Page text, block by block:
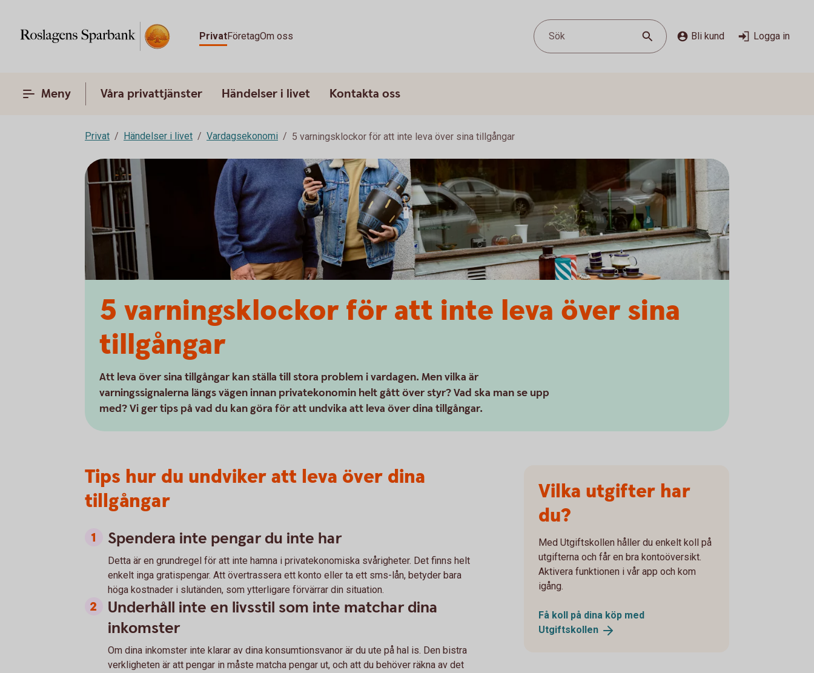
PrivatFöretagOm oss Sök Bli kund Logga in
Meny Våra privattjänster Händelser i livet Kontakta oss
Privat Händelser i livet Vardagsekonomi 5 varningsklockor för att inte leva över sina tillgångar
5 varnings­klockor för att inte leva över sina
tillgångar
Att leva över sina tillgångar kan ställa till stora problem i vardagen. Men vilka är
varningssignalerna längs vägen innan privatekonomin helt gått över styr? Vad ska man se upp
med? Vi ger tips på vad du kan göra för att undvika att leva över dina tillgångar.
Tips hur du undviker att leva över dina
tillgångar
Spendera inte pengar du inte har
Detta är en grundregel för att inte hamna i privatekonomiska svårigheter. Det finns helt
enkelt inga gratispengar. Att övertrassera ett konto eller ta ett sms-lån, betyder bara
höga kostnader i slutänden, som ytterligare förvärrar din situation.
Underhåll inte en livsstil som inte matchar dina
inkomster
Om dina inkomster inte klarar av dina konsumtionsvanor är du ute på hal is. Den bistra
verkligheten är att pengar in måste matcha pengar ut, och att du behöver räkna av det
Vilka utgifter har
du?
Med Utgiftskollen håller du enkelt koll på
utgifterna och får en bra kontoöversikt.
Aktivera funktionen i vår app och kom
igång.
Få koll på dina köp med
Utgiftskollen